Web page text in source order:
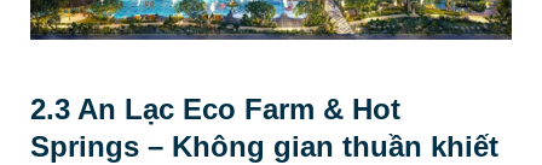
2.3 An Lạc Eco Farm & Hot
Springs – Không gian thuần khiết